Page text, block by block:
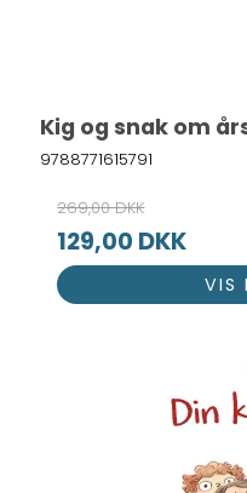
Kig og snak om
9788771615791
269,00 DKK
129,00 DKK
VIS